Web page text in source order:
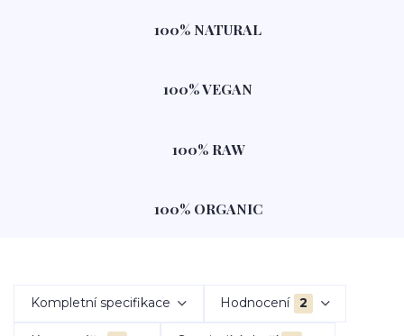
100% NATURAL
100% VEGAN
100% RAW
100% ORGANIC
Kompletní specifikace Hodnocení 2